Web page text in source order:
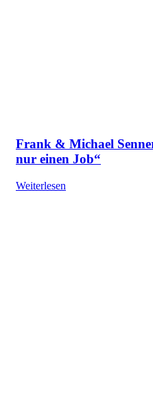
Frank & Michael
nur einen Job“
Weiterlesen